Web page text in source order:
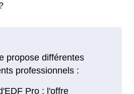
propose différentes
professionnels :